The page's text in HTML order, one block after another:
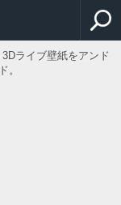
ライブ壁紙をアンド
。